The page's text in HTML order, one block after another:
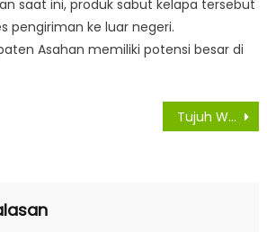
saat ini, produk sabut kelapa tersebut
pengiriman ke luar negeri.
Asahan memiliki potensi besar di
Tujuh Warga Asahan Konfirmasi, Empat Sembuh Dari Virus Covid-19